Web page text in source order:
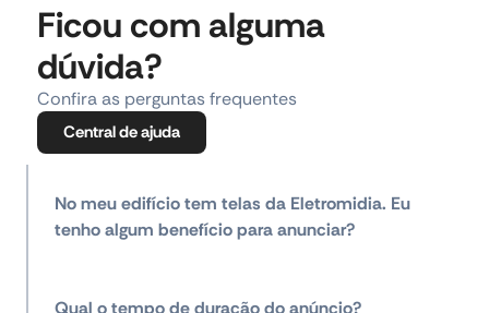
Ficou com alguma
dúvida?
Confira as perguntas frequentes
Central de ajuda
No meu edifício tem telas da Eletromidia. Eu
tenho algum benefício para anunciar?
Qual o tempo de duração do anúncio?